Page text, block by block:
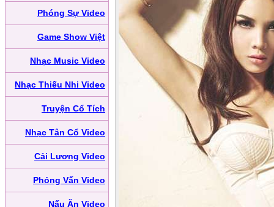
Phóng Sự Video
Game Show Việt
Nhạc Music Video
Nhạc Thiếu Nhi Video
Truyện Cổ Tích
Nhạc Tân Cổ Video
Cải Lương Video
Phỏng Vấn Video
Nấu Ăn Video